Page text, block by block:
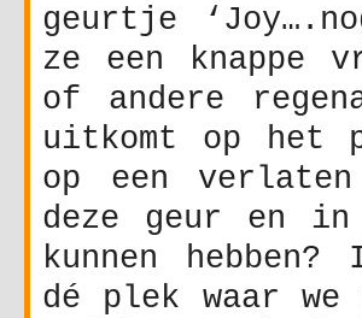
geurtje
ze een knappe
of andere
uitkomt op het
op een
deze geur en
kunnen
dé plek waar